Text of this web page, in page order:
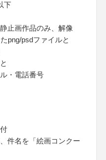
下
止画作品のみ、解像
png/psdファイルと
・電話番号
件名を「絵画コンクー